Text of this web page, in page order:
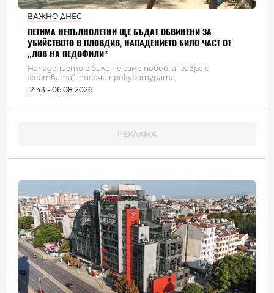
ВАЖНО ДНЕС
ПЕТИМА НЕПЪЛНОЛЕТНИ ЩЕ БЪДАТ ОБВИНЕНИ ЗА
УБИЙСТВОТО В ПЛОВДИВ, НАПАДЕНИЕТО БИЛО ЧАСТ ОТ
„ЛОВ НА ПЕДОФИЛИ“
Нападението е било не само побой, а “гавра с
жертвата”, посочи прокуратурата
12:43 - 06.08.2026